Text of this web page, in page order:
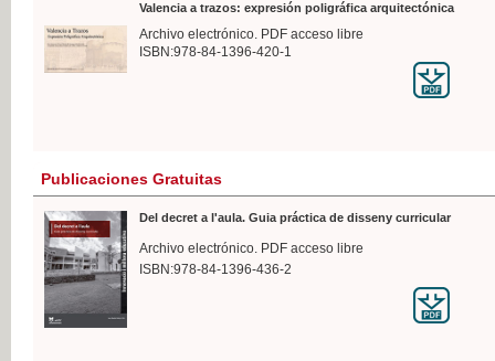
Valencia a trazos: expresión poligráfica arquitectónica
Archivo electrónico. PDF acceso libre
ISBN:978-84-1396-420-1
Publicaciones Gratuitas
Del decret a l'aula. Guia práctica de disseny curricular
Archivo electrónico. PDF acceso libre
ISBN:978-84-1396-436-2